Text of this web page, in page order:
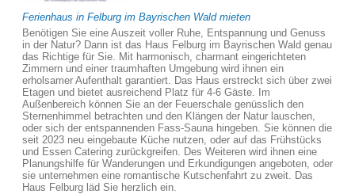
Ferienhaus in Felburg im Bayrischen Wald mieten
Benötigen Sie eine Auszeit voller Ruhe, Entspannung und Genuss
in der Natur? Dann ist das Haus Felburg im Bayrischen Wald genau
das Richtige für Sie. Mit harmonisch, charmant eingerichteten
Zimmern und einer traumhaften Umgebung wird ihnen ein
erholsamer Aufenthalt garantiert. Das Haus erstreckt sich über zwei
Etagen und bietet ausreichend Platz für 4-6 Gäste. Im
Außenbereich können Sie an der Feuerschale genüsslich den
Sternenhimmel betrachten und den Klängen der Natur lauschen,
oder sich der entspannenden Fass-Sauna hingeben. Sie können die
seit 2023 neu eingebaute Küche nutzen, oder auf das Frühstücks
und Essen Catering zurückgreifen. Des Weiteren wird ihnen eine
Planungshilfe für Wanderungen und Erkundigungen angeboten, oder
sie unternehmen eine romantische Kutschenfahrt zu zweit. Das
Haus Felburg läd Sie herzlich ein.